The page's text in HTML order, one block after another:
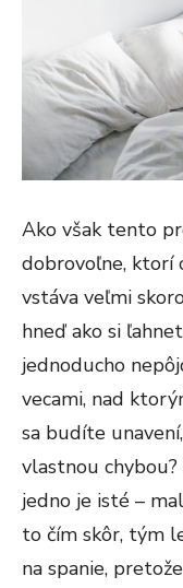
Ako však tento
dobrovoľne, ktorí
vstáva veľmi
hneď ako si
jednoducho
vecami, nad
sa budíte
vlastnou chybou?
jedno je isté –
to čím skôr, tým
na spanie,